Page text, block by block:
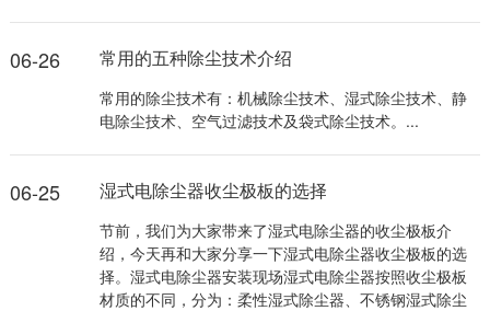
06-26 常用的五种除尘技术介绍
常用的除尘技术有：机械除尘技术、湿式除尘技术、静
电除尘技术、空气过滤技术及袋式除尘技术。...
06-25 湿式电除尘器收尘极板的选择
节前，我们为大家带来了湿式电除尘器的收尘极板介
绍，今天再和大家分享一下湿式电除尘器收尘极板的选
择。湿式电除尘器安装现场湿式电除尘器按照收尘极板
材质的不同，分为：柔性湿式除尘器、不锈钢湿式除尘